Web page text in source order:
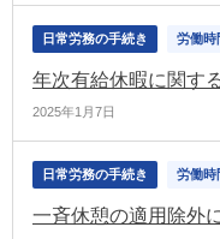
日常労務の手続き 労働時
年次有給休暇に関す
2025年1月7日
日常労務の手続き 労働時
一斉休憩の適用除外